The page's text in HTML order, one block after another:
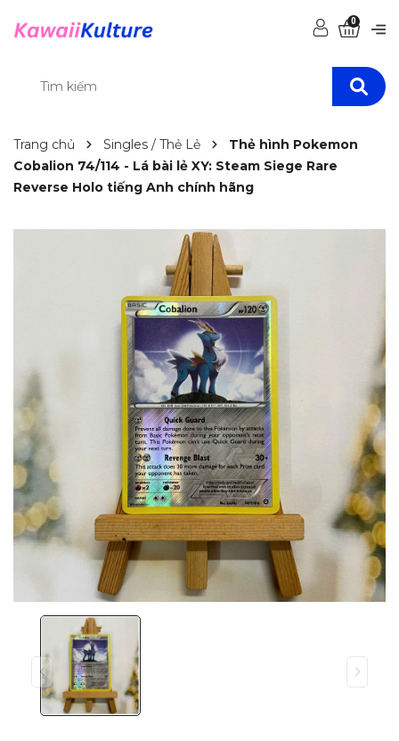
0
Trang chủ Singles / Thẻ Lẻ
Thẻ hình Pokemon
Cobalion 74/114 - Lá bài lẻ XY: Steam Siege Rare
Reverse Holo tiếng Anh chính hãng